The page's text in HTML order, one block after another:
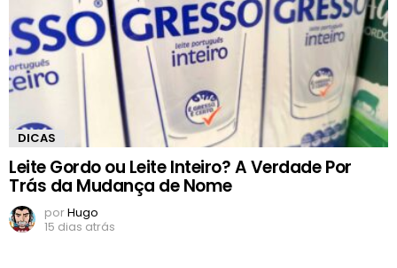
DICAS
Leite Gordo ou Leite Inteiro? A Verdade Por
Trás da Mudança de Nome
porHugo
15 dias atrás